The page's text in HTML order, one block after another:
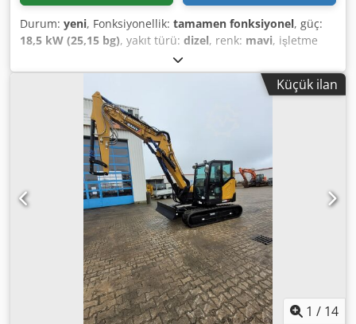
Durum: yeni, Fonksiyonellik: tamamen fonksiyonel, güç:
18,5 kW (25,15 bg), yakıt türü: dizel, renk: mavi, işletme
, Üretim yılı:2025
mini ekskavatör, Japon Kubota motor, 4 silindir, 18,5 kw,
Euro 5 emisyon, Tier 4 Stage V, seçici montajı, klima,
mansalier kamerası, üretim yılı 2025, hızlı bağlantı
elemanı, 1000 mm eğimli kepçe, garanti. Dwjdpewlvzujfx
Küçük ilan
1 / 14